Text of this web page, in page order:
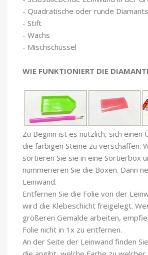
- Quadratische oder runde
- Stift
- Wachs
- Mischschüssel
WIE FUNKTIONIERT DIE
Zu Beginn ist es nützlich, sich einen
die farbigen Steine zu verschaffen.
sortieren Sie sie in eine Sortierbox
nummerieren Sie die Boxen. Dann
Leinwand.
Entfernen Sie die Folie von der
wird die Klebeschicht freigelegt.
größeren Gemälde arbeiten,
Folie nicht in 1x zu entfernen.
An der Seite der Leinwand finden